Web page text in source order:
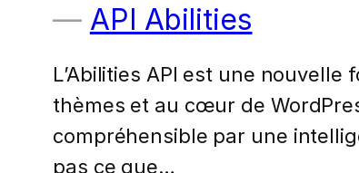
API Abilities
L’Abilities API est une
thèmes et au cœur de
compréhensible par une
pas ce que…